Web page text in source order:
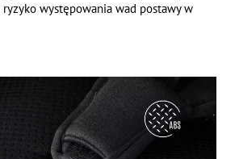
występowania wad postawy w